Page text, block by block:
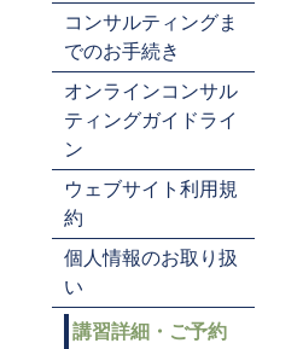
コンサルティングま
でのお手続き
オンラインコンサル
ティングガイドライ
ン
ウェブサイト利用規
約
個人情報のお取り扱
い
講習詳細・ご予約